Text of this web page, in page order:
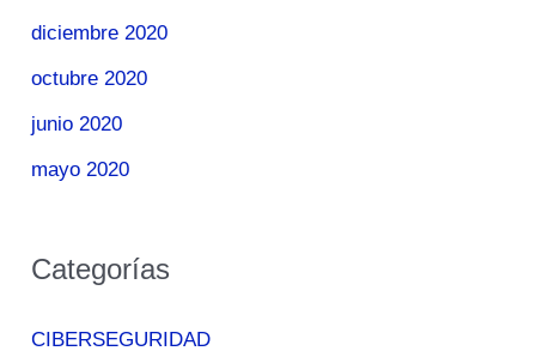
diciembre 2020
octubre 2020
junio 2020
mayo 2020
Categorías
CIBERSEGURIDAD